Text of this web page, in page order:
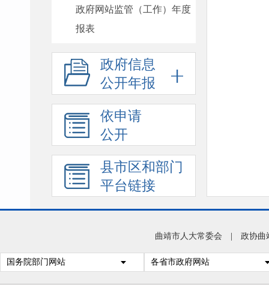
政府网站监管（工作）年度
报表
政府信息
公开年报
依申请
公开
县市区和部门
平台链接
曲靖市人大常委会 政协曲
国务院部门网站 各省市政府网站